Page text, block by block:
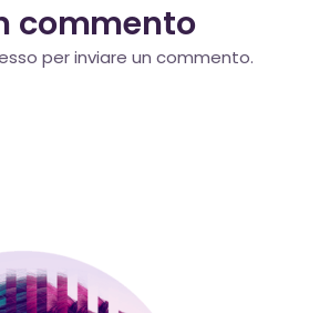
commento
per inviare un commento.